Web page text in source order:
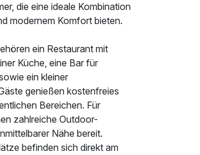
die eine ideale Kombination
modernem Komfort bieten.
ein Restaurant mit
Küche, eine Bar für
ein kleiner
genießen kostenfreies
Bereichen. Für
zahlreiche Outdoor-
Nähe bereit.
befinden sich direkt am